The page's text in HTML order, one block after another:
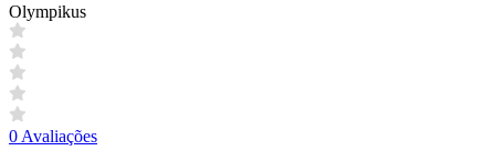
Olympikus
0 Avaliações